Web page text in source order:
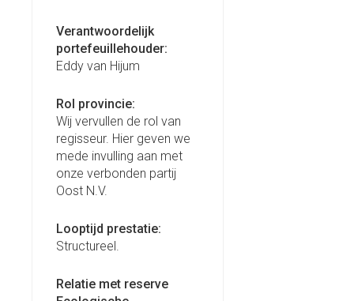
Verantwoordelijk
portefeuillehouder:
Eddy van Hijum
Rol provincie:
Wij vervullen de rol van
regisseur. Hier geven we
mede invulling aan met
onze verbonden partij
Oost N.V.
Looptijd prestatie:
Structureel.
Relatie met reserve